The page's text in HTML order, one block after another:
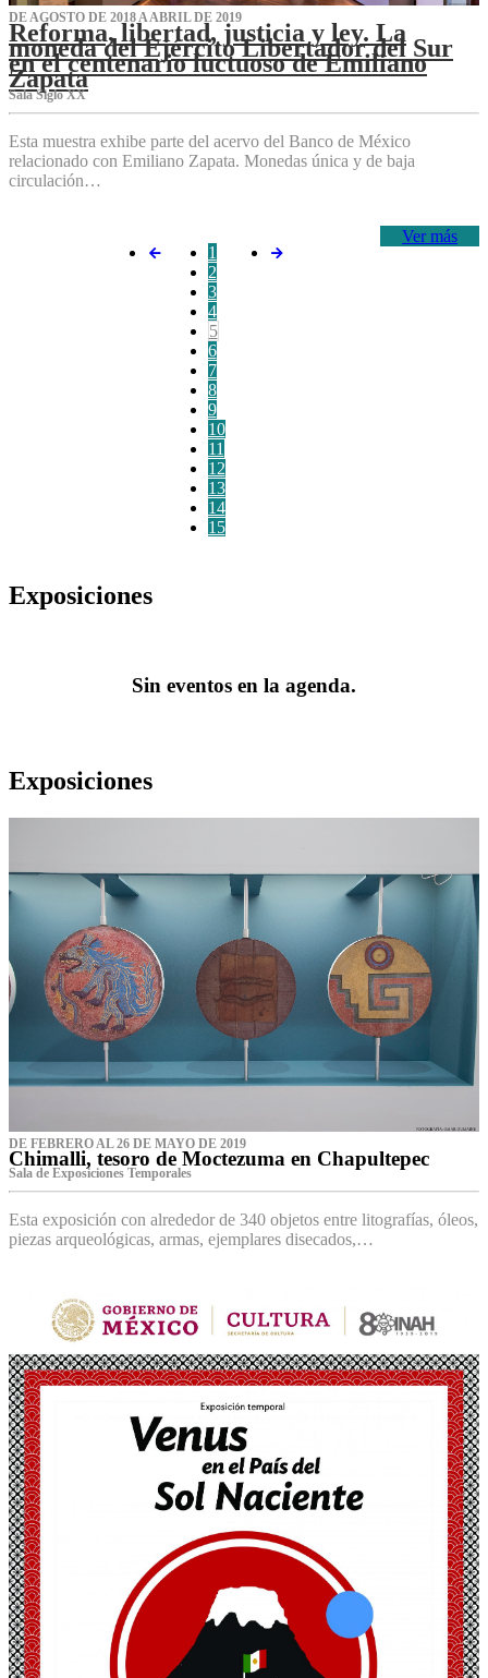
DE AGOSTO DE 2018 A ABRIL DE 2019
Reforma, libertad, justicia y ley. La
moneda del Ejército Libertador del Sur
en el centenario luctuoso de Emiliano
Zapata
Sala Siglo XX
Esta muestra exhibe parte del acervo del Banco de México
relacionado con Emiliano Zapata. Monedas única y de baja
circulación…
Ver más
1
2
3
4
5
6
7
8
9
10
11
12
13
14
15
Exposiciones
Sin eventos en la agenda.
Exposiciones
DE FEBRERO AL 26 DE MAYO DE 2019
Chimalli, tesoro de Moctezuma en Chapultepec
Sala de Exposiciones Temporales
Esta exposición con alrededor de 340 objetos entre litografías, óleos,
piezas arqueológicas, armas, ejemplares disecados,…